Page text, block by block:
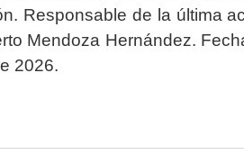
Responsable de la última
Mendoza Hernández.
2026.